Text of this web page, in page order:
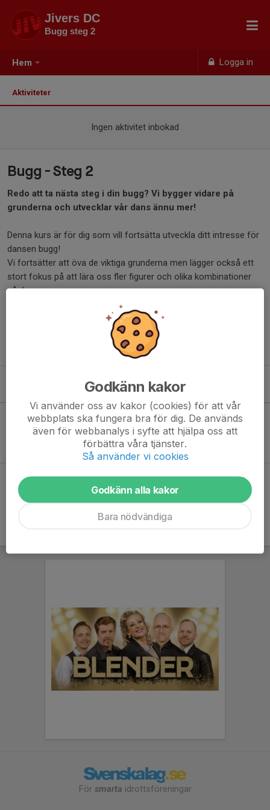
Hem Logga in
Jivers DC
Bugg steg 2
Aktiviteter
Ingen aktivitet inbokad
Bugg - Steg 2
Redo att ta nästa steg i din bugg? Vi bygger vidare på
grunderna och utvecklar vår dans ännu mer!
Denna kurs är för dig som vill fortsätta utveckla ditt intresse för
dansen bugg!
Vi fortsätter att öva de viktiga grunderna men lägger också ett
stort fokus på att lära oss fler figurer och olika kombinationer
på dessa.
Vi utvecklar sättet att röra oss till musiken.
Kursen är till för dig som har gått bugg - grundkurs eller
Kommande aktiviteter
Inga aktiviteter inbokade
Hela kalendern
För smarta idrottsföreningar
Godkänn kakor
Vi använder oss av kakor (cookies) för att vår
webbplats ska fungera bra för dig. De används
även för webbanalys i syfte att hjälpa oss att
förbättra våra tjänster.
Så använder vi cookies
Godkänn alla kakor
Bara nödvändiga